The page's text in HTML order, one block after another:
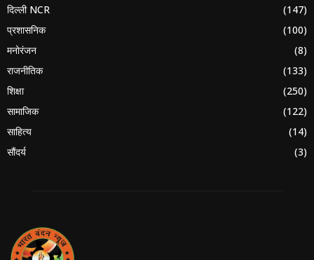
दिल्ली NCR
(147)
प्रशासनिक
(100)
मनोरंजन
(8)
राजनीतिक
(133)
शिक्षा
(250)
सामाजिक
(122)
साहित्य
(14)
सौंदर्य
(3)